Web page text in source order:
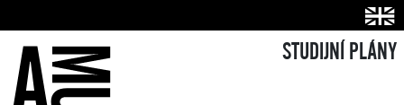
STUDIJNÍ PLÁNY